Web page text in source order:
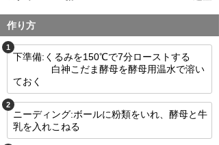
作り方
1
下準備:くるみを150℃で7分ローストする
白神こだま酵母を酵母用温水で溶い
ておく
2
ニーディング:ボールに粉類をいれ、酵母と牛
乳を入れこねる